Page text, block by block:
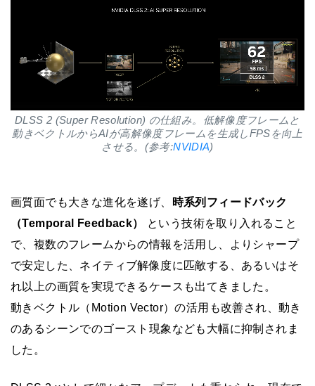
DLSS 2 (Super Resolution) の仕組み。低解像度フレームと
動きベクトルからAIが高解像度フレームを生成しFPSを向上
させる。(参考:NVIDIA)
画質面でも大きな進化を遂げ、
時系列フィードバック
（Temporal Feedback）
という技術を取り入れること
で、複数のフレームからの情報を活用し、よりシャープ
で安定した、ネイティブ解像度に匹敵する、あるいはそ
れ以上の画質を実現できるケースも出てきました。
動きベクトル（Motion Vector）の活用も改善され、動き
のあるシーンでのゴースト現象なども大幅に抑制されま
した。